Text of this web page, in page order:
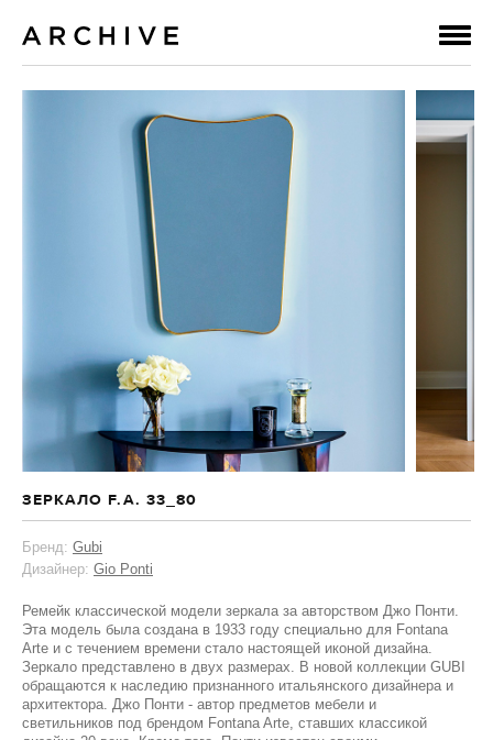
ЗЕРКАЛО F.A. 33_80
Бренд: Gubi
Дизайнер: Gio Ponti
Ремейк классической модели зеркала за авторством Джо Понти.
Эта модель была создана в 1933 году специально для Fontana
Arte и с течением времени стало настоящей иконой дизайна.
Зеркало представлено в двух размерах. В новой коллекции GUBI
обращаются к наследию признанного итальянского дизайнера и
архитектора. Джо Понти - автор предметов мебели и
светильников под брендом Fontana Arte, ставших классикой